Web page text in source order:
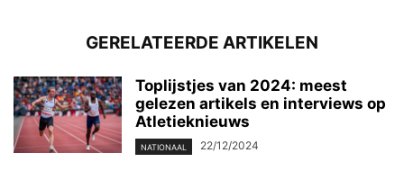
GERELATEERDE ARTIKELEN
Toplijstjes van 2024: meest
gelezen artikels en interviews op
Atletieknieuws
NATIONAAL 22/12/2024